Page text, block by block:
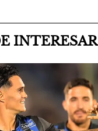
INTERESAR